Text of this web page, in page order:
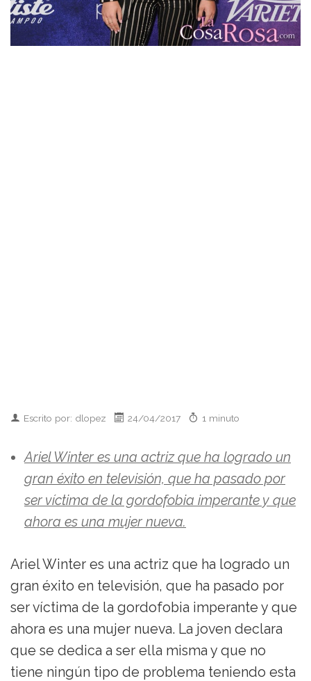
Escrito por: dlopez 24/04/2017 1 minuto
Ariel Winter es una actriz que ha logrado un
gran éxito en televisión, que ha pasado por
ser víctima de la gordofobia imperante y que
ahora es una mujer nueva.
Ariel Winter es una actriz que ha logrado un
gran éxito en televisión, que ha pasado por
ser víctima de la gordofobia imperante y que
ahora es una mujer nueva. La joven declara
que se dedica a ser ella misma y que no
tiene ningún tipo de problema teniendo esta